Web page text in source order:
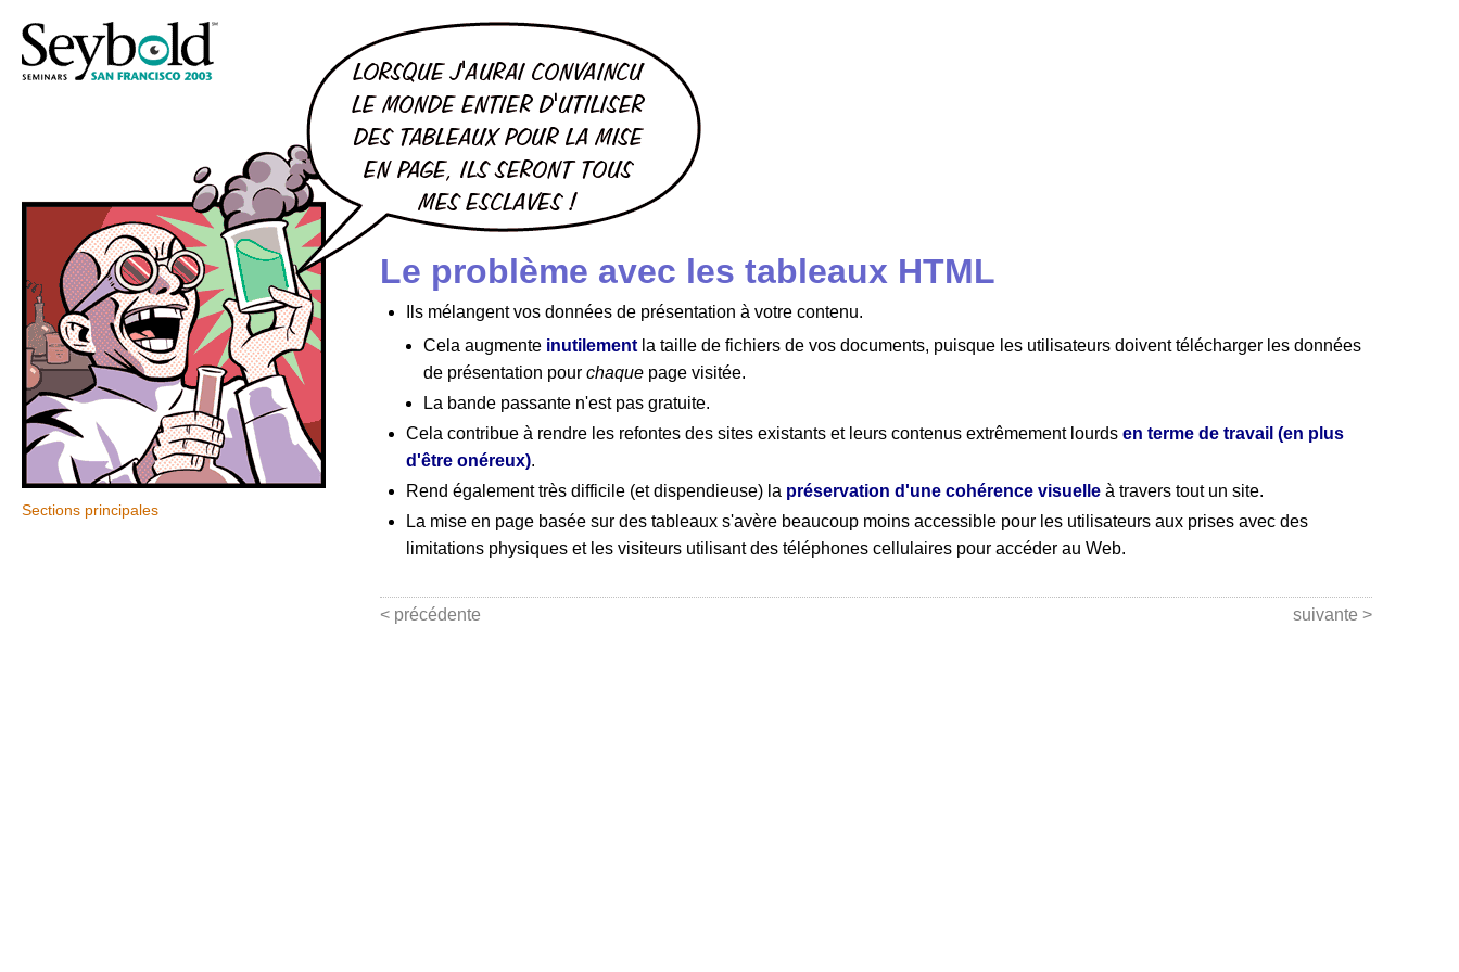
Le problème avec les tableaux HTML
Ils mélangent vos données de présentation à votre contenu.
Cela augmente inutilement la taille de fichiers de vos documents, puisque les utilisateurs doivent télécharger les données
de présentation pour chaque page visitée.
La bande passante n'est pas gratuite.
Cela contribue à rendre les refontes des sites existants et leurs contenus extrêmement lourds en terme de travail (en plus
d'être onéreux).
Rend également très difficile (et dispendieuse) la préservation d'une cohérence visuelle à travers tout un site.
La mise en page basée sur des tableaux s'avère beaucoup moins accessible pour les utilisateurs aux prises avec des
limitations physiques et les visiteurs utilisant des téléphones cellulaires pour accéder au Web.
< précédente suivante >
Sections principales